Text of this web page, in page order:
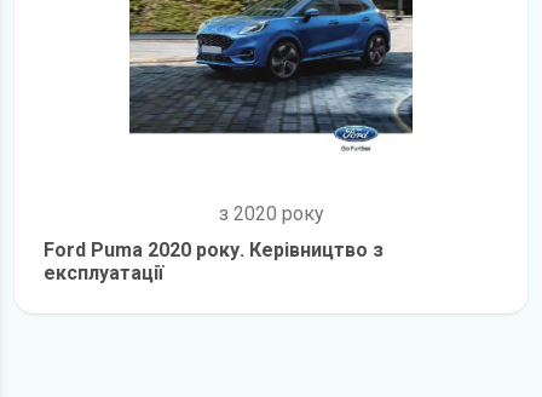
з 2020 року
Ford Puma 2020 року. Керівництво з
експлуатації